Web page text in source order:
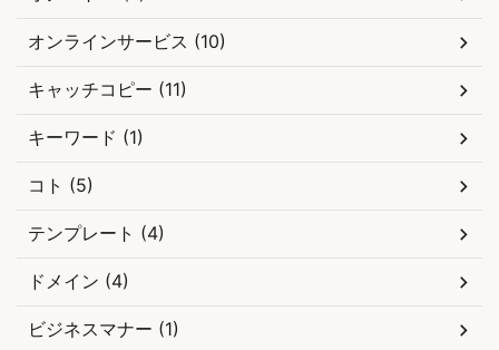
オンラインサービス (10)
キャッチコピー (11)
キーワード (1)
コト (5)
テンプレート (4)
ドメイン (4)
ビジネスマナー (1)